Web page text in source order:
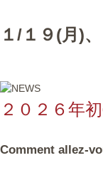
１/１９(月)
２０２６年
Comment allez-